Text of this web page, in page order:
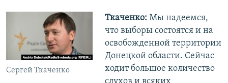
Сергей Ткаченко
Ткаченко: Мы надеемся,
что выборы состоятся и на
освобожденной территории
Донецкой области. Сейчас
ходит большое количество